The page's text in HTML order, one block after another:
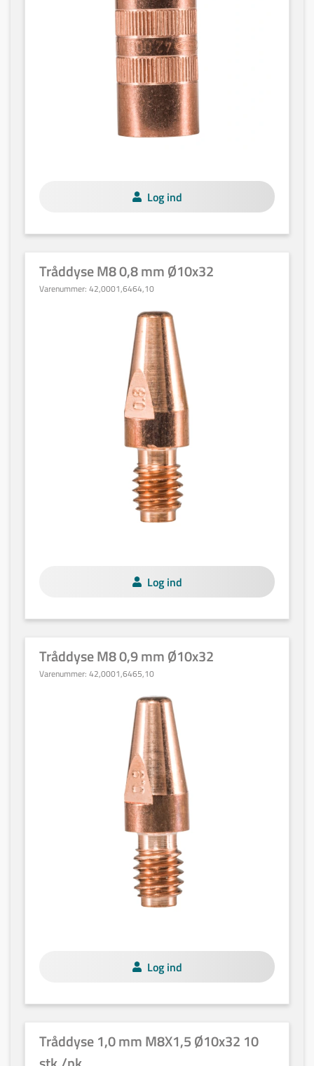
Log ind
Tråddyse M8 0,8 mm Ø10x32
Varenummer: 42,0001,6464,10
Log ind
Tråddyse M8 0,9 mm Ø10x32
Varenummer: 42,0001,6465,10
Log ind
Tråddyse 1,0 mm M8X1,5 Ø10x32 10